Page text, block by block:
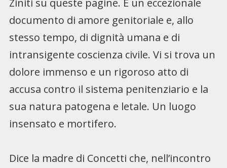
Ziniti su queste pagine. È un eccezionale
documento di amore genitoriale e, allo
stesso tempo, di dignità umana e di
intransigente coscienza civile. Vi si trova un
dolore immenso e un rigoroso atto di
accusa contro il sistema penitenziario e la
sua natura patogena e letale. Un luogo
insensato e mortifero.
Dice la madre di Concetti che, nell’incontro